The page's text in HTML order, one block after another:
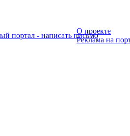
О проекте
Реклама на